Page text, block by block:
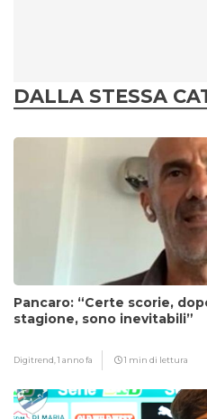
DALLA STESSA
Pancaro: “Certe scorie,
stagione, sono inevitabili”
Digitrend,1 anno fa 1 min di lettura